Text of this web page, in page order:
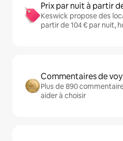
Prix par nuit à partir
Keswick propose des
partir de 104 € par nuit,
Commentaires de
Plus de 890
aider à choisir